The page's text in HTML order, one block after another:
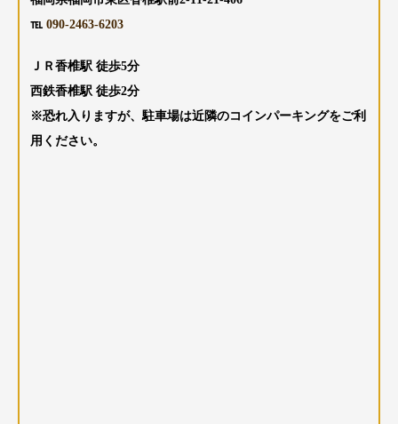
℡ 090-2463-6203
ＪＲ香椎駅 徒歩5分
西鉄香椎駅 徒歩2分
※恐れ入りますが、駐車場は近隣のコインパーキングをご利
用ください。